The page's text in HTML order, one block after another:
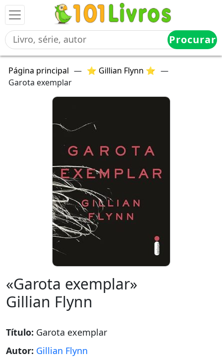
Procurar
Página principal — ⭐ Gillian Flynn ⭐ —
Garota exemplar
«Garota exemplar»
Gillian Flynn
Título: Garota exemplar
Autor: Gillian Flynn